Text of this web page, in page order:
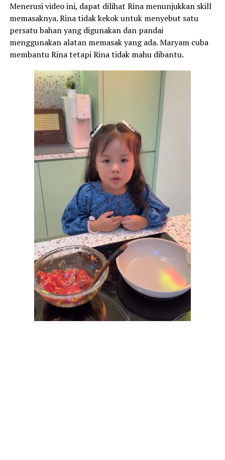
Menerusi video ini, dapat dilihat Rina menunjukkan skill
memasaknya. Rina tidak kekok untuk menyebut satu
persatu bahan yang digunakan dan pandai
menggunakan alatan memasak yang ada. Maryam cuba
membantu Rina tetapi Rina tidak mahu dibantu.